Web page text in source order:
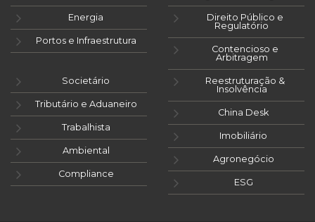
Energia
Portos e Infraestrutura
Direito Público e
Regulatório
Contencioso e
Arbitragem
Societário
Tributário e Aduaneiro
Trabalhista
Ambiental
Compliance
Reestruturação &
Insolvência
China Desk
Imobiliário
Agronegócio
ESG